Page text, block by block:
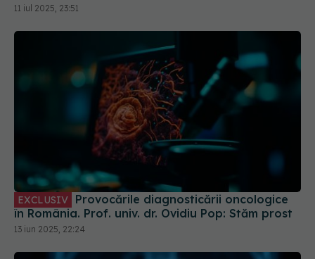
11 iul 2025, 23:51
EXCLUSIV
în România. Prof. univ. dr. Ovidiu Pop: Stăm prost
13 iun 2025, 22:24